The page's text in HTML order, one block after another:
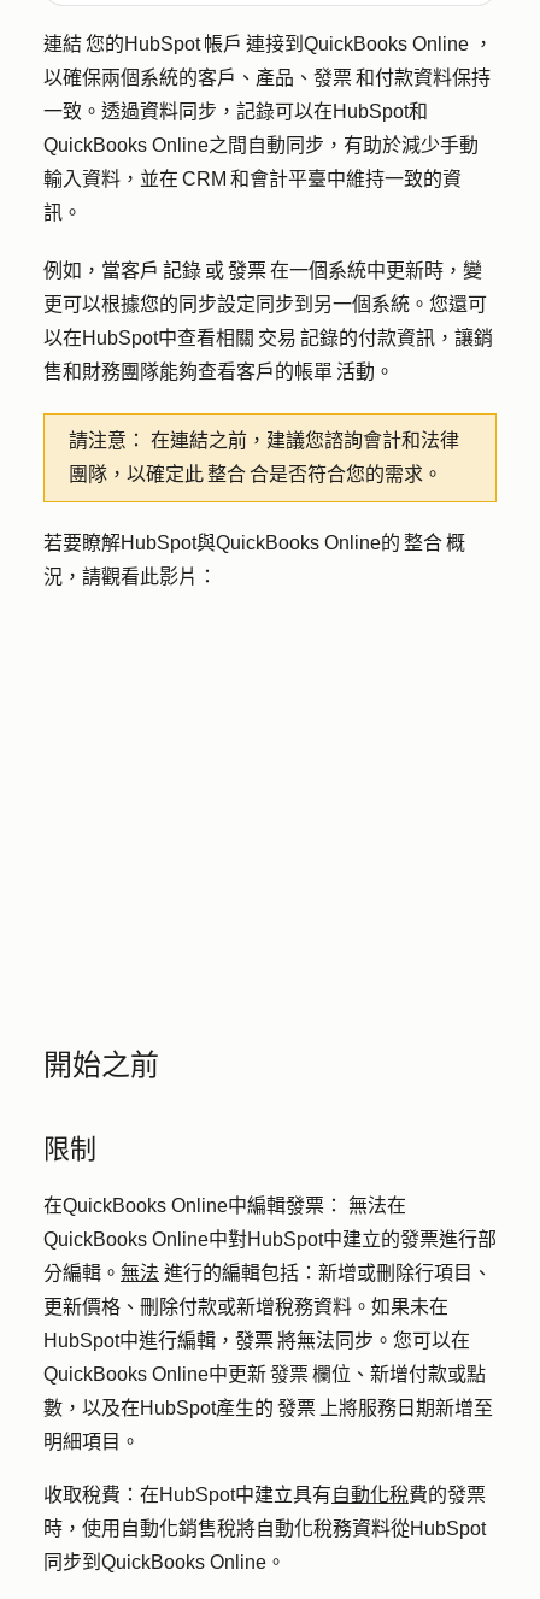
連結 您的HubSpot 帳戶 連接到QuickBooks Online ，
以確保兩個系統的客戶、產品、發票 和付款資料保持
一致。透過資料同步，記錄可以在HubSpot和
QuickBooks Online之間自動同步，有助於減少手動
輸入資料，並在 CRM 和會計平臺中維持一致的資
訊。
例如，當客戶 記錄 或 發票 在一個系統中更新時，變
更可以根據您的同步設定同步到另一個系統。您還可
以在HubSpot中查看相關 交易 記錄的付款資訊，讓銷
售和財務團隊能夠查看客戶的帳單 活動。
請注意：
在連結之前，建議您諮詢會計和法律
團隊，以確定此 整合 合是否符合您的需求。
若要瞭解HubSpot與QuickBooks Online的 整合 概
況，請觀看此影片：
開始之前
限制
在QuickBooks Online中編輯發票：
無法在
QuickBooks Online中對HubSpot中建立的發票進行部
分編輯。 無法 進行的編輯包括：新增或刪除行項目、
更新價格、刪除付款或新增稅務資料。如果未在
HubSpot中進行編輯，發票 將無法同步。您可以在
QuickBooks Online中更新 發票 欄位、新增付款或點
數，以及在HubSpot產生的 發票 上將服務日期新增至
明細項目。
收取稅費： 在HubSpot中建立具有自動化稅費的發票
時， 使用 自動化銷售稅將自動化稅務資料從HubSpot
同步到QuickBooks Online。